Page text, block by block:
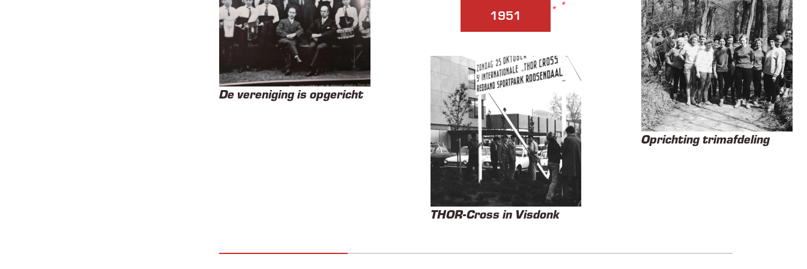
De vereniging is opgericht
1951
THOR-Cross in Visdonk
Oprichting trimafdeling